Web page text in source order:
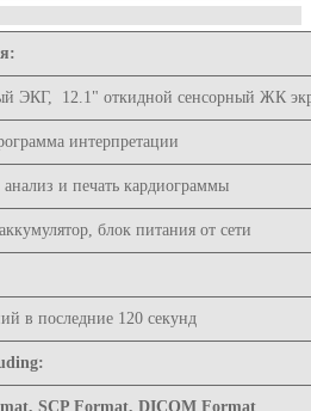
ЭКГ, 12.1" откидной сенсорный ЖК
интерпретации
и печать кардиограммы
блок питания от сети
в последние 120 секунд
SCP Format, DICOM Format